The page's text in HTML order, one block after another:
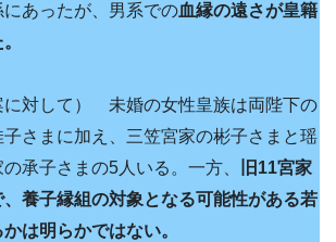
あったが、男系での血縁の遠さが皇籍
に対して） 未婚の女性皇族は両陛下の
さまに加え、三笠宮家の彬子さまと瑶
承子さまの5人いる。一方、
旧11宮家
養子縁組の対象となる可能性がある若
は明らかではない。